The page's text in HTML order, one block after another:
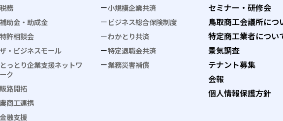
税務
補助金・助成金
特許相談会
ザ・ビジネスモール
とっとり企業支援ネットワ
ーク
販路開拓
農商工連携
金融支援
小規模企業共済
ビジネス総合保険制度
わかとり共済
特定退職金共済
業務災害補償
セミナー・研修会
鳥取商工会議所につ
特定商工業者につい
景気調査
テナント募集
会報
個人情報保護方針